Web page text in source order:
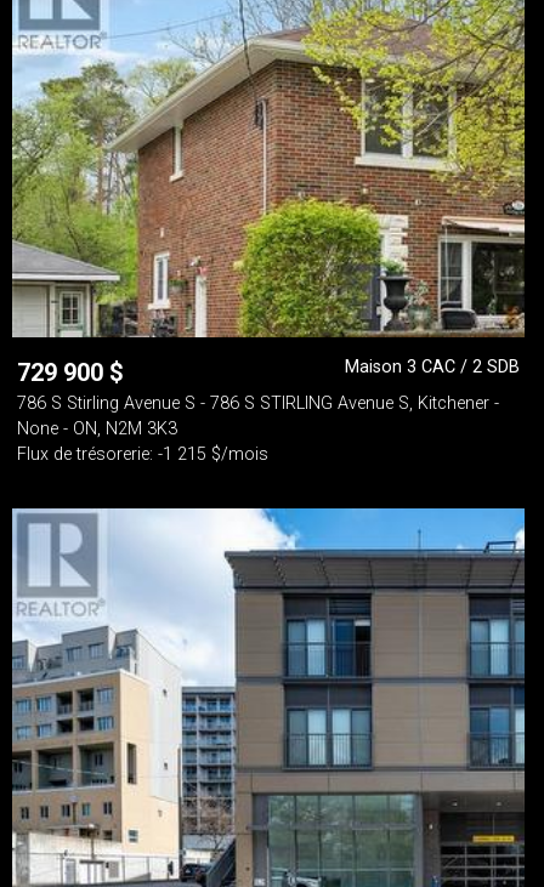
729 900 $
Maison 3 CAC / 2 SDB
786 S Stirling Avenue S - 786 S STIRLING Avenue S, Kitchener -
None - ON, N2M 3K3
Flux de trésorerie: -1 215 $/mois